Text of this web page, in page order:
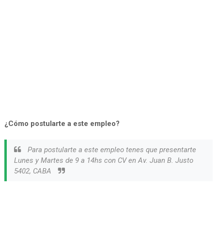
¿Cómo postularte a este empleo?
Para postularte a este empleo tenes que presentarte
Lunes y Martes de 9 a 14hs con CV en Av. Juan B. Justo
5402, CABA